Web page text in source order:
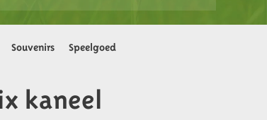
Souvenirs Speelgoed
kaneel